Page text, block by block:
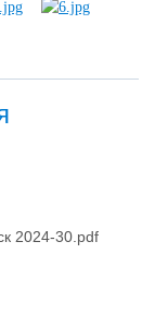
2024-30.pdf